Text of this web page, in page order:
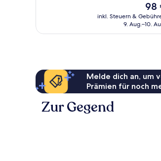
Der
Preis
98
inkl. Steuern &
9. Aug.–10.
Melde dich an, um
Prämien für noch
Zur Gegend